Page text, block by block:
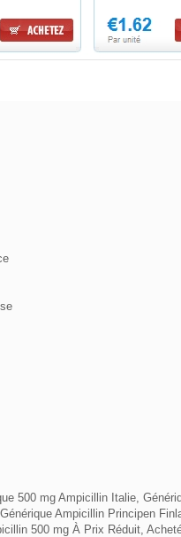
500 mg Ampicillin Italie,
Ampicillin Principen
500 mg À Prix Réduit,